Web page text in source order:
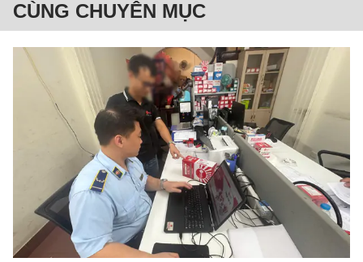
CÙNG CHUYÊN MỤC